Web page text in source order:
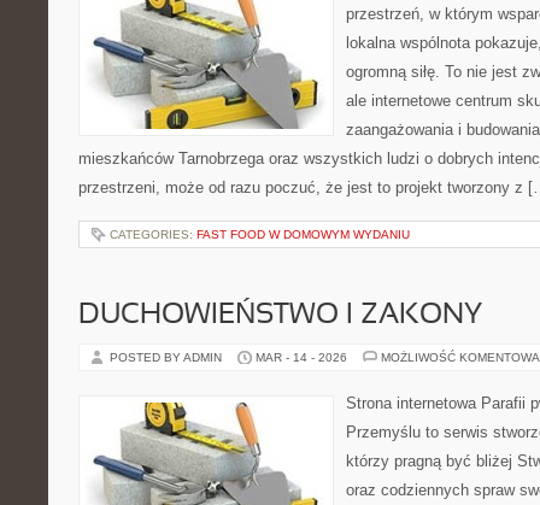
przestrzeń, w którym
lokalna wspólnota
ogromną siłę. To nie jest
ale internetowe centrum
zaangażowania i
mieszkańców Tarnobrzega oraz wszystkich ludzi o dobrych
przestrzeni, może od razu poczuć, że jest to projekt tworzony z
CATEGORIES: FAST FOOD W DOMOWYM WYDANIU
DUCHOWIEŃSTWO I ZAKONY
POSTED BY ADMIN MAR - 14 - 2026 MOŻLIWOŚĆ
Strona internetowa Parafii
Przemyślu to serwis
którzy pragną być bliżej
oraz codziennych spraw